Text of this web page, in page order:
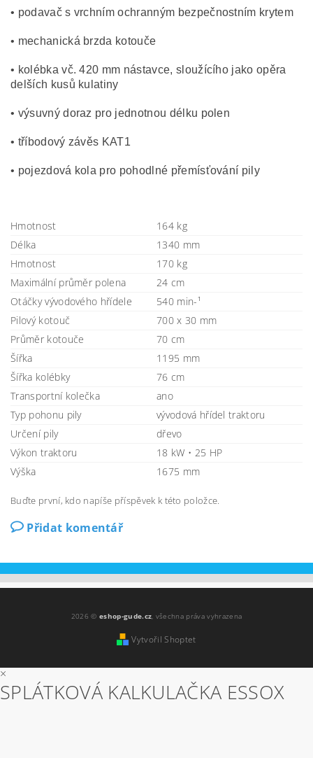
• podavač s vrchním ochranným bezpečnostním krytem
• mechanická brzda kotouče
• kolébka vč. 420 mm nástavce, sloužícího jako opěra
delších kusů kulatiny
• výsuvný doraz pro jednotnou délku polen
• tříbodový závěs KAT1
• pojezdová kola pro pohodlné přemísťování pily
Hmotnost
164 kg
Délka
1340 mm
Hmotnost
170 kg
Maximální průměr polena
24 cm
Otáčky vývodového hřídele
540 min-¹
Pilový kotouč
700 x 30 mm
Průměr kotouče
70 cm
Šířka
1195 mm
Šířka kolébky
76 cm
Transportní kolečka
ano
Typ pohonu pily
vývodová hřídel traktoru
Určení pily
dřevo
Výkon traktoru
18 kW • 25 HP
Výška
1675 mm
Buďte první, kdo napíše příspěvek k této položce.
Přidat komentář
2026 ©eshop-gude.cz, všechna práva vyhrazena
Vytvořil Shoptet
×
SPLÁTKOVÁ KALKULAČKA ESSOX